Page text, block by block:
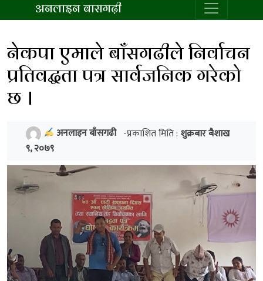
अनलाइन बासगढ़ी
नेकपा एमाले बाँसगढीले निर्वाचन
प्रतिवद्धता पत्र सार्वजनिक गरेको
छ ।
अनलाइन बाँसगढी -प्रकाशित मिति : शुक्रबार बैशाख
९, २०७९